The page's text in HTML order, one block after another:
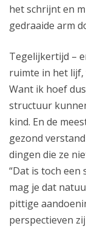
het schrijnt en
gedraaide arm
Tegelijkertijd –
ruimte in het lijf,
Want ik hoef
structuur
kind. En de
gezond
dingen die ze
“Dat is toch een
mag je dat
pittige
perspectieven